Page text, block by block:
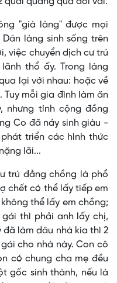
"già làng" được mọi
làng sinh sống trên
việc chuyển dịch cư trú
thổ ấy. Trong làng
lại với nhau: hoặc về
Tuy mỗi gia đình làm ăn
nhưng tính cộng đồng
Co đã nảy sinh giàu -
triển các hình thức
lãi...
trú đằng chồng là phổ
chết có thể lấy tiếp em
thể lấy em chồng;
thì phải anh lấy chị,
đã làm dâu nhà kia thì 2
cho nhà này. Con cô
có chung cha mẹ đều
gốc sinh thành, nếu là